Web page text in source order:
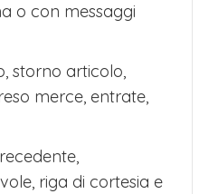
o con messaggi
storno articolo,
merce, entrate,
riga di cortesia e